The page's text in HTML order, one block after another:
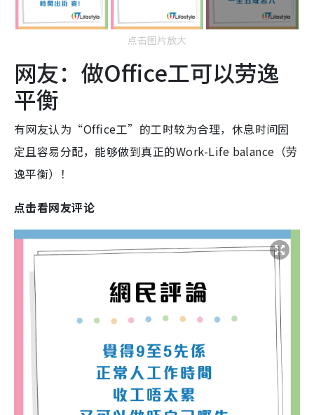
点击图片放大
网友：做Office工可以劳逸
平衡
有网友认为“Office工”的工时较为合理，休息时间固
定且容易分配，能够做到真正的Work-Life balance（劳
逸平衡）！
点击看网友评论